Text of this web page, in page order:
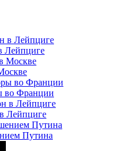
Лейпциге
во Франции
Лейпциге
Путина